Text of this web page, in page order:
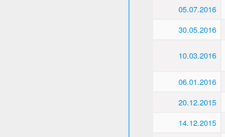
05.07.2016
30.05.2016
10.03.2016
06.01.2016
20.12.2015
14.12.2015